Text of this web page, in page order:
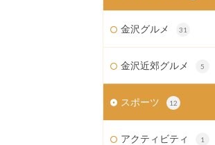
金沢グルメ 31
金沢近郊グルメ 5
スポーツ 12
アクティビティ 1